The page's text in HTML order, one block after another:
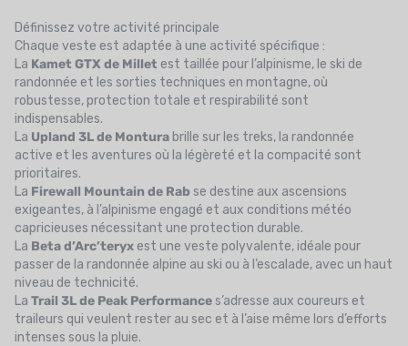
Définissez votre activité principale
Chaque veste est adaptée à une activité spécifique :
La Kamet GTX de Millet est taillée pour l’alpinisme, le ski de
randonnée et les sorties techniques en montagne, où
robustesse, protection totale et respirabilité sont
indispensables.
La Upland 3L de Montura brille sur les treks, la randonnée
active et les aventures où la légèreté et la compacité sont
prioritaires.
La Firewall Mountain de Rabse destine aux ascensions
exigeantes, à l’alpinisme engagé et aux conditions météo
capricieuses nécessitant une protection durable.
La Beta d’Arc’teryx est une veste polyvalente, idéale pour
passer de la randonnée alpine au ski ou à l’escalade, avec un haut
niveau de technicité.
La Trail 3L de Peak Performances’adresse aux coureurs et
traileurs qui veulent rester au sec et à l’aise même lors d’efforts
intenses sous la pluie.